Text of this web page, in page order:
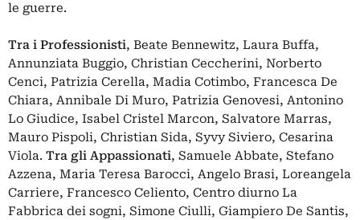
le guerre.
Tra i Professionisti, Beate Bennewitz, Laura Buffa,
Annunziata Buggio, Christian Ceccherini, Norberto
Cenci, Patrizia Cerella, Madia Cotimbo, Francesca De
Chiara, Annibale Di Muro, Patrizia Genovesi, Antonino
Lo Giudice, Isabel Cristel Marcon, Salvatore Marras,
Mauro Pispoli, Christian Sida, Syvy Siviero, Cesarina
Viola. Tra gli Appassionati, Samuele Abbate, Stefano
Azzena, Maria Teresa Barocci, Angelo Brasi, Loreangela
Carriere, Francesco Celiento, Centro diurno La
Fabbrica dei sogni, Simone Ciulli, Giampiero De Santis,